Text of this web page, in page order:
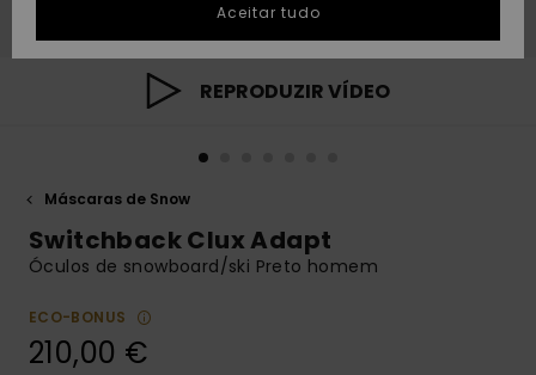
conversa para
obteres a
resposta mais
rápida à tua
pergunta.
Iniciar uma
conversa
respostas
para as
perguntas
PRESENTE
REPRODUZIR VÍDEO
Máscaras de Snow
Switchback Clux Adapt
Óculos de snowboard/ski Preto homem
ECO-BONUS
210,00 €
Aceitar tudo